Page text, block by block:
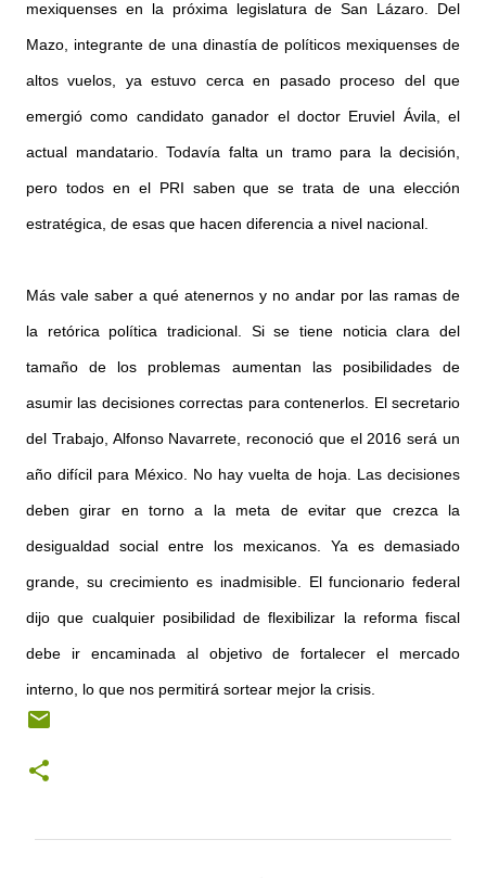
mexiquenses en la próxima legislatura de San Lázaro. Del
Mazo, integrante de una dinastía de políticos mexiquenses de
altos vuelos, ya estuvo cerca en pasado proceso del que
emergió como candidato ganador el doctor Eruviel Ávila, el
actual mandatario. Todavía falta un tramo para la decisión,
pero todos en el PRI saben que se trata de una elección
estratégica, de esas que hacen diferencia a nivel nacional.
Más vale saber a qué atenernos y no andar por las ramas de
la retórica política tradicional. Si se tiene noticia clara del
tamaño de los problemas aumentan las posibilidades de
asumir las decisiones correctas para contenerlos. El secretario
del Trabajo, Alfonso Navarrete, reconoció que el 2016 será un
año difícil para México. No hay vuelta de hoja. Las decisiones
deben girar en torno a la meta de evitar que crezca la
desigualdad social entre los mexicanos. Ya es demasiado
grande, su crecimiento es inadmisible. El funcionario federal
dijo que cualquier posibilidad de flexibilizar la reforma fiscal
debe ir encaminada al objetivo de fortalecer el mercado
interno, lo que nos permitirá sortear mejor la crisis.